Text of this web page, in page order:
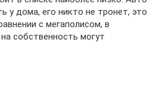
у дома, его никто не тронет, это
с мегаполисом, в
собственность могут